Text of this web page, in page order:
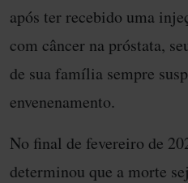
após ter recebido uma
com câncer na próstata,
de sua família sempre
envenenamento.
No final de fevereiro de
determinou que a morte